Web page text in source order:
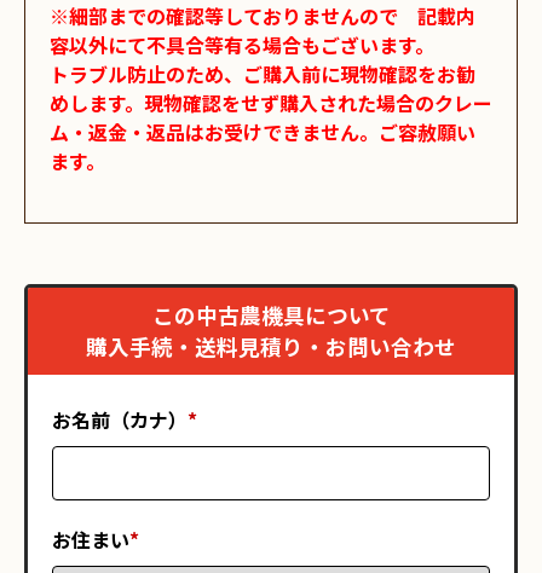
※細部までの確認等しておりませんので　記載内
容以外にて不具合等有る場合もございます。
トラブル防止のため、ご購入前に現物確認をお勧
めします。現物確認をせず購入された場合のクレー
ム・返金・返品はお受けできません。ご容赦願い
ます。
この中古農機具について
購入手続・送料見積り・お問い合わせ
お名前（カナ） *
お住まい*